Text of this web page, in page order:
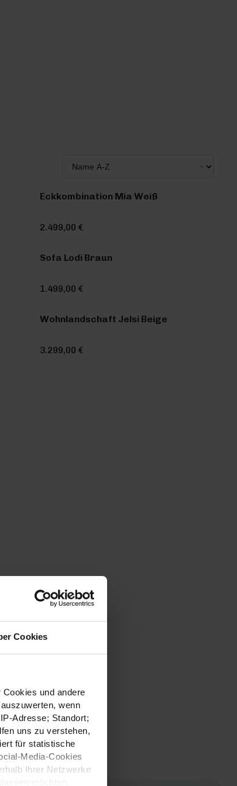
Cookies
und andere
wenn
Adresse; Standort;
uns zu verstehen,
für statistische
Media-Cookies
Ihrer Netzwerke
Eckkombination Mia Weiß
2.499,00 €
Sofa Lodi Braun
1.499,00 €
Wohnlandschaft Jelsi Beige
3.299,00 €
Tische
Leuchten